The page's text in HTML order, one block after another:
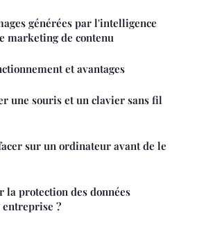
générées par l'intelligence
marketing de contenu
et avantages
une souris et un clavier sans fil
sur un ordinateur avant de le
la protection des données
?